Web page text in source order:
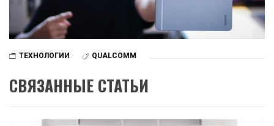
ТЕХНОЛОГИИ QUALCOMM
СВЯЗАННЫЕ СТАТЬИ